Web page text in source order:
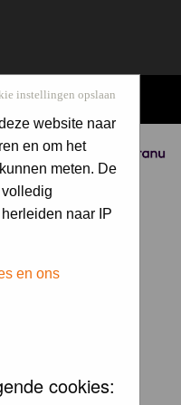
Sponsored by
instellingen opslaan
website naar
en om het
meten. De
naar IP
en ons
cookies:
een competitie voor
bepaald door de
kunnen onder